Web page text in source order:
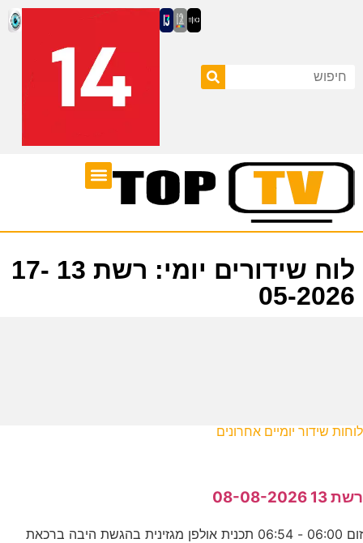
לוח שידורים יומי: רשת 13 17-
05-2026
לוחות שידור יומיים אחרונים
רשת 13 08-08-2026
זום 06:00 - 06:54 תכנית אולפן מגזינית בהגשת היבה ברכאת